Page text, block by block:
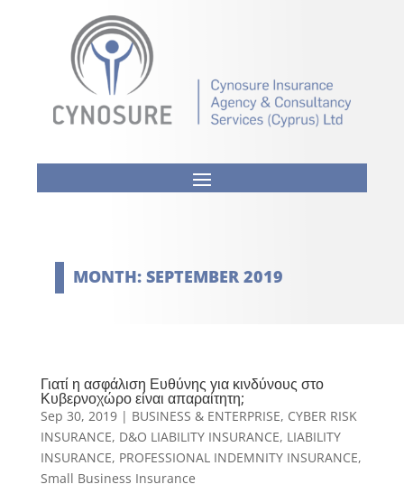
MONTH:SEPTEMBER 2019
Γιατί η ασφάλιση Ευθύνης για κινδύνους στο
Κυβερνοχώρο είναι απαραίτητη;
Sep 30, 2019| BUSINESS & ENTERPRISE, CYBER RISK
INSURANCE, D&O LIABILITY INSURANCE, LIABILITY
INSURANCE, PROFESSIONAL INDEMNITY INSURANCE,
Small Business Insurance